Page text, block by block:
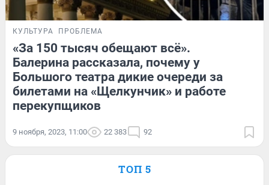
КУЛЬТУРА ПРОБЛЕМА
«За 150 тысяч обещают всё».
Балерина рассказала, почему у
Большого театра дикие очереди за
билетами на «Щелкунчик» и работе
перекупщиков
9 ноября, 2023, 11:00 22 383 92
ТОП 5